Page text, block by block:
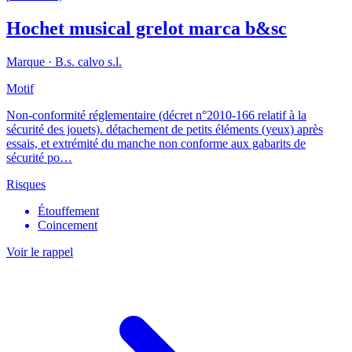
Hochet musical grelot marca b&sc
Marque · B.s. calvo s.l.
Motif
Non-conformité réglementaire (décret n°2010-166 relatif à la
sécurité des jouets). détachement de petits éléments (yeux) après
essais, et extrémité du manche non conforme aux gabarits de
sécurité po…
Risques
Étouffement
Coincement
Voir le rappel